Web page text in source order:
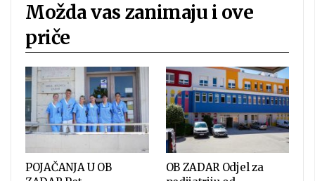
Možda vas zanimaju i ove
priče
POJAČANJA U OB
OB ZADAR Odjel za